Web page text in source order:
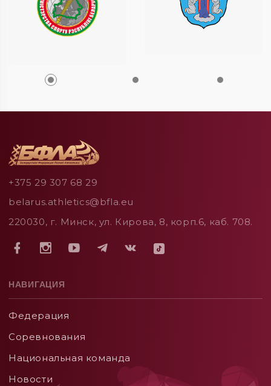
+375 29 307 68 29
belarus.athletics@bfla.eu
220030, г. Минск, ул. Кирова, 8, корп.6, каб. 708.
НАВИГАЦИЯ
Федерация
Соревнования
Национальная команда
Новости